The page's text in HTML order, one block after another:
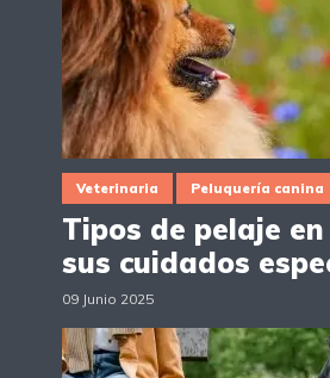
Veterinaria Peluquería canina
Tipos de pelaje
sus cuidados
09 Junio 2025